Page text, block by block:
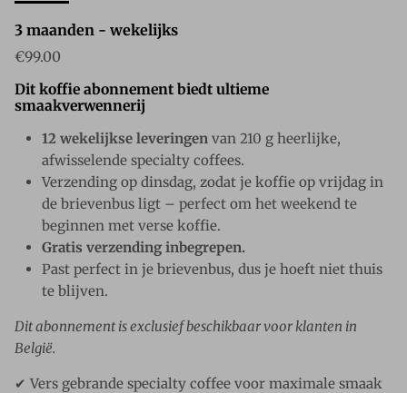
3 maanden - wekelijks
Reguliere prijs
€99.00
Dit koffie abonnement biedt ultieme
smaakverwennerij
12 wekelijkse leveringen van 210 g heerlijke,
afwisselende specialty coffees.
Verzending op dinsdag, zodat je koffie op vrijdag in
de brievenbus ligt – perfect om het weekend te
beginnen met verse koffie.
Gratis verzending inbegrepen.
Past perfect in je brievenbus, dus je hoeft niet thuis
te blijven.
Dit abonnement is exclusief beschikbaar voor klanten in
België.
✔ Vers gebrande specialty coffee voor maximale smaak